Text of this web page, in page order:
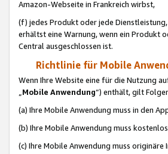
Amazon-Webseite in Frankreich wirbst,
(f) jedes Produkt oder jede
erhältst eine Warnung, wenn ein Produkt
Central ausgeschlossen ist.
Richtlinie für Mobile
Wenn Ihre Website eine für die Nutzung
„Mobile Anwendung“) enthält, gilt
(a) Ihre Mobile Anwendung muss in den
(b) Ihre Mobile Anwendung muss
(c) Ihre Mobile Anwendung muss originäre